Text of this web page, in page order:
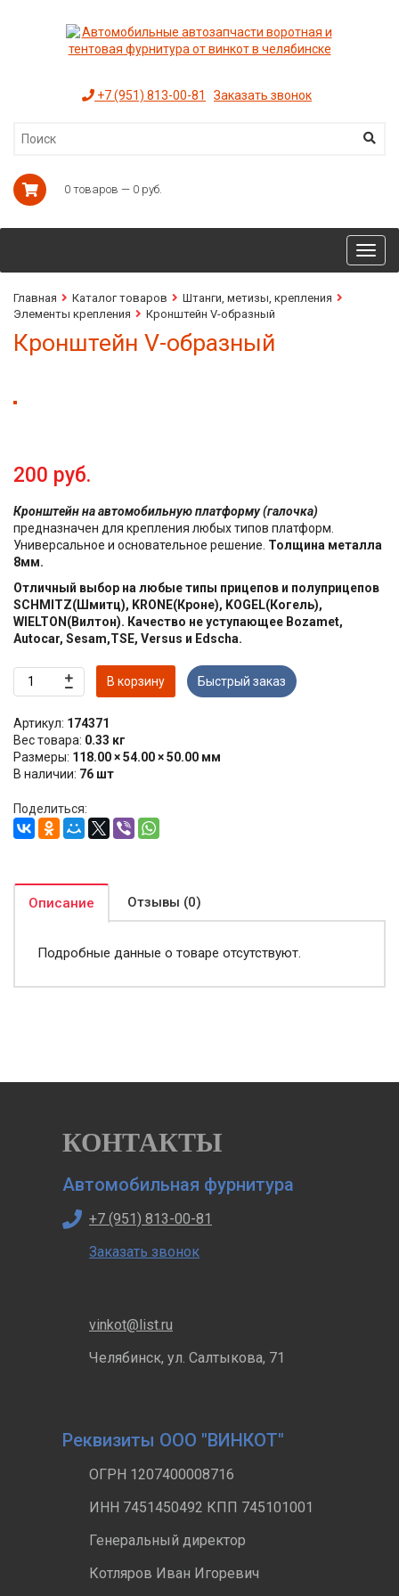
+7 (951) 813-00-81 Заказать звонок
0 товаров — 0 руб.
Главная Каталог товаров
Штанги, метизы, крепления
Элементы крепления
Кронштейн V-образный
Кронштейн V-образный
200 руб.
Кронштейн на автомобильную платформу (галочка)
предназначен для крепления любых типов платформ.
Универсальное и основательное решение. Толщина металла
8мм.
Отличный выбор на любые типы прицепов и полуприцепов
SCHMITZ(Шмитц), KRONE(Кроне), KOGEL(Когель),
WIELTON(Вилтон). Качество не уступающее Bozamet,
Autocar, Sesam,TSE, Versus и Edscha.
В корзину Быстрый заказ
Артикул: 174371
Вес товара: 0.33 кг
Размеры: 118.00 × 54.00 × 50.00 мм
В наличии: 76 шт
Поделиться:
Описание Отзывы (0)
Подробные данные о товаре отсутствуют.
КОНТАКТЫ
Автомобильная фурнитура
+7 (951) 813-00-81
Заказать звонок
vinkot@list.ru
Челябинск, ул. Салтыкова, 71
Реквизиты ООО "ВИНКОТ"
ОГРН 1207400008716
ИНН 7451450492 КПП 745101001
Генеральный директор
Котляров Иван Игоревич